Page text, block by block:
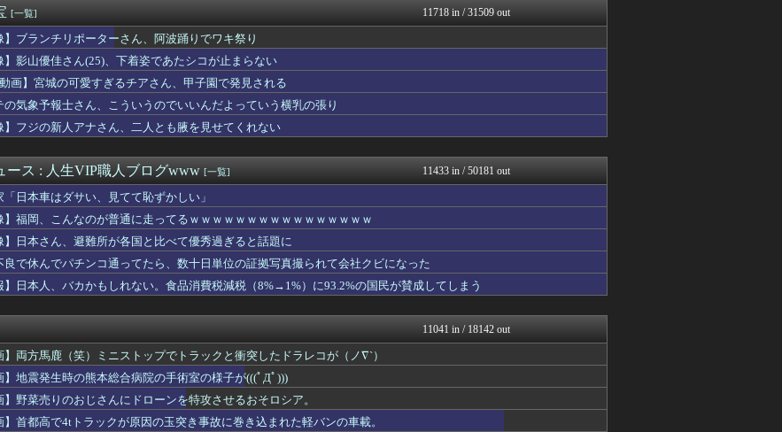
アイスおいち！「きーん」ってするち。
ウマ娘まとめ速報うまろぐ
打数3安打 2本塁打 7打点
阪神タイガースちゃんねる
】Holiday∞Holiday200万再生【蓮ノ空】
徳感ヤバすぎだってwwwwwww
64歳男性死亡 8合目付近で意識失う
登山ちゃんねる
話感想 ダラさんにビームを打ちたいと懇願する薫
ああ言えばForYou
りがちな事
W杯振り返り『サッカーに幻滅した人多いのでは…』審判や汚い...
撃に怯まないと射殺される恐ろしい国になる…
黒マッチョニュース
いってきたぞ
明日は何を食べようか
見ながら)
城プロRE速報 -城プロR...
説が本当にそうなのかで揉める話題になってるのを知って驚いて...
く新鮮味がなくなってきた奴ｗｗｗｗｗｗｗｗｗｗ
に55億円騙し取られた…」ワイ「はえーかわいそう…会社滅茶苦...
投資ちゃんねる
職して給料倍になる
あらまめ2ch
ロ配信してる19♀に叱られる
キニ速
持ちがわからない お前らは一度ぐらいは思ったことがあるんか...
ほんわかMkⅡ
ブル期並み2割強 白書はインフレ防衛の格差注視
常識的に考えた
彩服って効果ないだろ」 それではこちらをごらんください
Y速報
リーブ！！
アナきゃぷ速報
んなで大家さん」が約2881億円の債務超過 分配金の支払い停...
みそパンNEWS
エル情報】君臨のヘッドライナーにイラスト違いの「魔導兵騎ゼ...
る変化が起きつつある
女性を車に監禁した50代男を逮捕」→「本当に情けない」
韓国ニュース反応まとめ
駿が首を縦に振った金額」
ニチカン！
コーティングってやっぱり時間経過で剥がれるの？
[一覧] 11718 in / 31509 out
】ブランチリポーターさん、阿波踊りでワキ祭り
】影山優佳さん(25)、下着姿であたシコが止まらない
動画】宮城の可愛すぎるチアさん、甲子園で発見される
の気象予報士さん、こういうのでいいんだよっていう横乳の張り
】フジの新人アナさん、二人とも腋を見せてくれない
ース : 人生VIP職人ブログwww [一覧] 11433 in / 50181 out
「日本車はダサい、見てて恥ずかしい」
】福岡、こんなのが普通に走ってるｗｗｗｗｗｗｗｗｗｗｗｗｗｗｗｗ
】日本さん、避難所が各国と比べて優秀過ぎると話題に
良で休んでパチンコ通ってたら、数十日単位の証拠写真撮られて会社クビになった
】日本人、バカかもしれない。食品消費税減税（8%→1%）に93.2%の国民が賛成してしまう
11041 in / 18142 out
】両方馬鹿（笑）ミニストップでトラックと衝突したドラレコが（ノ∇`）
】地震発生時の熊本総合病院の手術室の様子が(((ﾟДﾟ)))
】野菜売りのおじさんにドローンを特攻させるおそロシア。
】首都高で4tトラックが原因の玉突き事故に巻き込まれた軽バンの車載。